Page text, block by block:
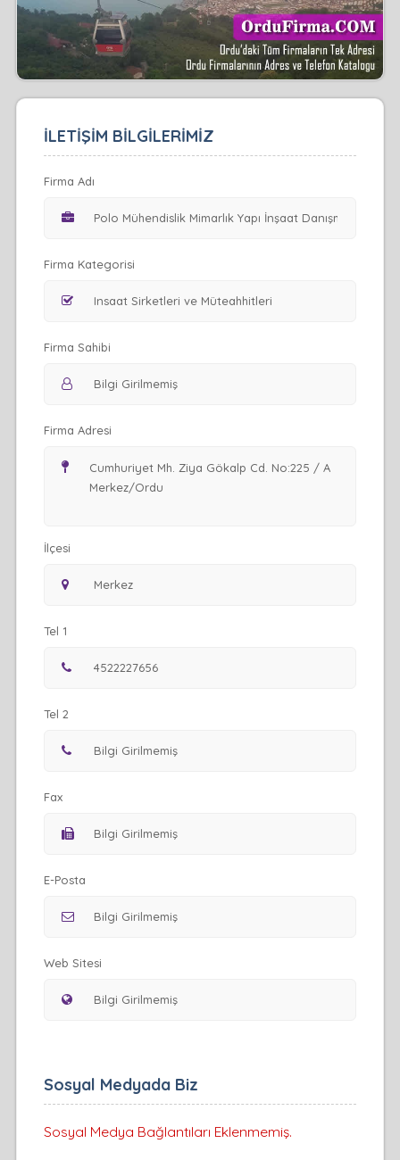
İLETİŞİM BİLGİLERİMİZ
Firma Adı
Firma Kategorisi
Firma Sahibi
Firma Adresi
İlçesi
Tel 1
Tel 2
Fax
E-Posta
Web Sitesi
Sosyal Medyada Biz
Sosyal Medya Bağlantıları Eklenmemiş.